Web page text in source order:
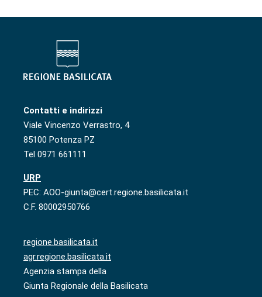
Contatti e indirizzi
Viale Vincenzo Verrastro, 4
85100 Potenza PZ
Tel 0971 661111
URP
PEC: AOO-giunta@cert.regione.basilicata.it
C.F. 80002950766
regione.basilicata.it
agr.regione.basilicata.it
Agenzia stampa della
Giunta Regionale della Basilicata